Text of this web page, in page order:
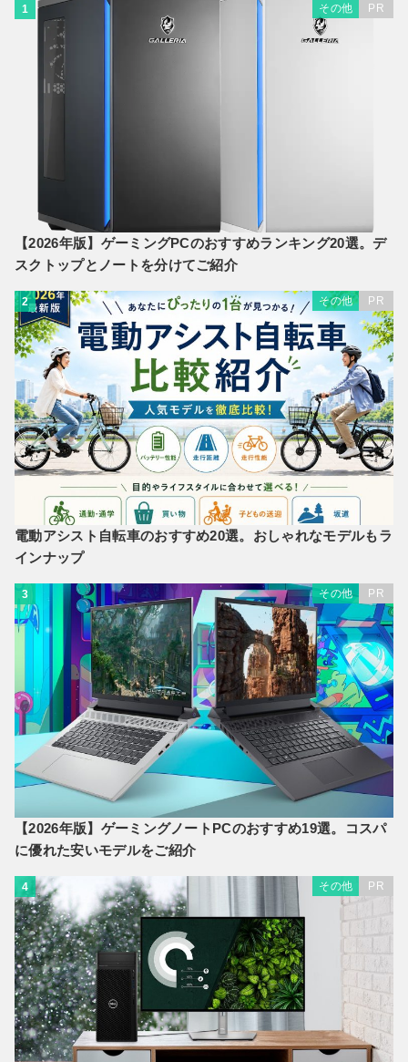
1 その他 PR
【2026年版】ゲーミングPCのおすすめランキング20選。デ
スクトップとノートを分けてご紹介
2 その他 PR
電動アシスト自転車のおすすめ20選。おしゃれなモデルもラ
インナップ
3 その他 PR
【2026年版】ゲーミングノートPCのおすすめ19選。コスパ
に優れた安いモデルをご紹介
4 その他 PR